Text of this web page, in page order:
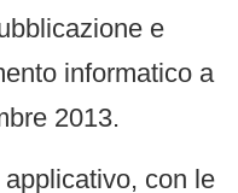
e
informatico a
2013.
con le